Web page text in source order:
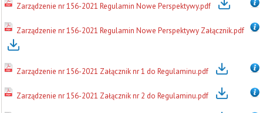
Zarządzenie nr 156-2021 Regulamin Nowe Perspektywy.pdf
Zarządzenie nr 156-2021 Regulamin Nowe Perspektywy Załącznik.pdf
Zarządzenie nr 156-2021 Załącznik nr 1 do Regulaminu.pdf
Zarządzenie nr 156-2021 Załącznik nr 2 do Regulaminu.pdf